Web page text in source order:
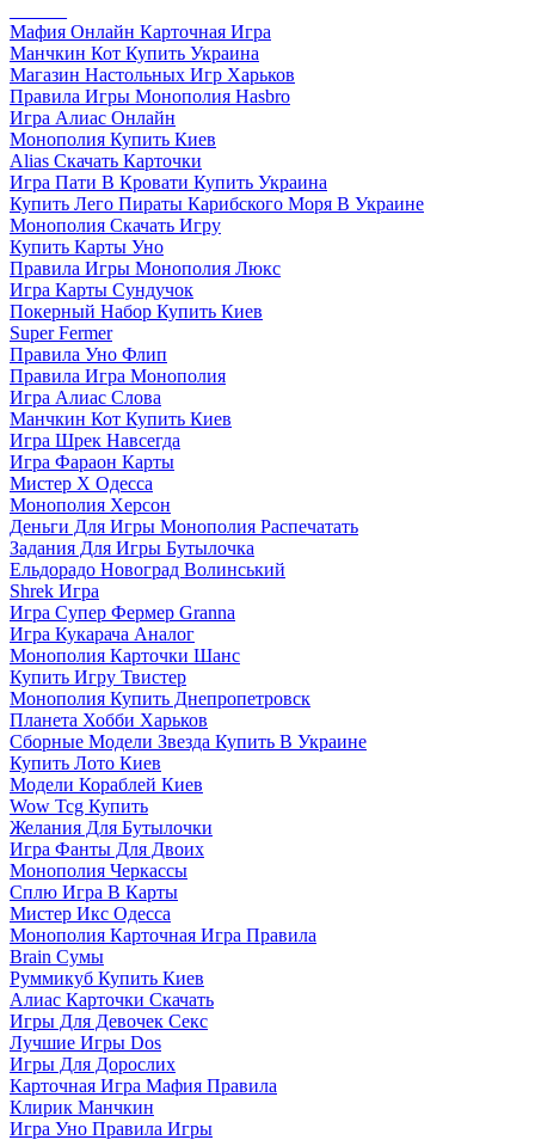
Мафия Онлайн Карточная Игра
Манчкин Кот Купить Украина
Магазин Настольных Игр Харьков
Правила Игры Монополия Hasbro
Игра Алиас Онлайн
Монополия Купить Киев
Alias Скачать Карточки
Игра Пати В Кровати Купить Украина
Купить Лего Пираты Карибского Моря В Украине
Монополия Скачать Игру
Купить Карты Уно
Правила Игры Монополия Люкс
Игра Карты Сундучок
Покерный Набор Купить Киев
Super Fermer
Правила Уно Флип
Правила Игра Монополия
Игра Алиас Слова
Манчкин Кот Купить Киев
Игра Шрек Навсегда
Игра Фараон Карты
Мистер Х Одесса
Монополия Херсон
Деньги Для Игры Монополия Распечатать
Задания Для Игры Бутылочка
Ельдорадо Новоград Волинський
Shrek Игра
Игра Супер Фермер Granna
Игра Кукарача Аналог
Монополия Карточки Шанс
Купить Игру Твистер
Монополия Купить Днепропетровск
Планета Хобби Харьков
Сборные Модели Звезда Купить В Украине
Купить Лото Киев
Модели Кораблей Киев
Wow Tcg Купить
Желания Для Бутылочки
Игра Фанты Для Двоих
Монополия Черкассы
Сплю Игра В Карты
Мистер Икс Одесса
Монополия Карточная Игра Правила
Brain Сумы
Руммикуб Купить Киев
Алиас Карточки Скачать
Игры Для Девочек Секс
Лучшие Игры Dos
Игры Для Дорослих
Карточная Игра Мафия Правила
Клирик Манчкин
Игра Уно Правила Игры